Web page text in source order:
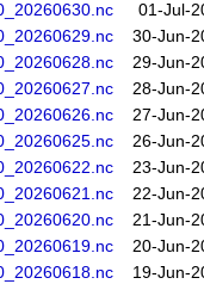
01-Jul-
30-Jun-
29-Jun-
28-Jun-
27-Jun-
26-Jun-
23-Jun-
22-Jun-
21-Jun-
20-Jun-
19-Jun-